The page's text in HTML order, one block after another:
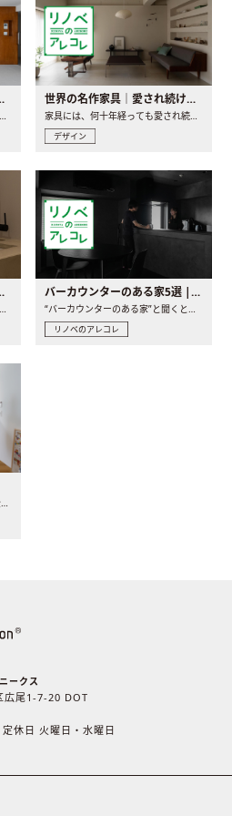
めの考え方と選び方 世界の名作家具｜愛され続ける理由と一生モノとの出会い方
デザイン
間取りアイデア
毎日使う場所だからこそ、少しの間取りの工夫や素材の選び方で..
バーカウンターのある家5選 | 日常に馴染む“距離の近い”キッチンとは
“バーカウンターのある家”と聞くと、少し特別な、大人のための..
リノベのアレコレ
nuアドバイザー早見の家の話を、全4話でお届け。リノベーションを..
ークス
広尾1-7-20 DOT
休日 火曜日・水曜日